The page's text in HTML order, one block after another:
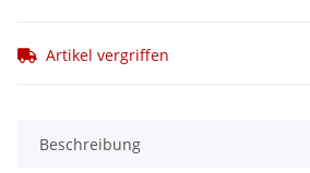
Artikel vergriffen
Beschreibung